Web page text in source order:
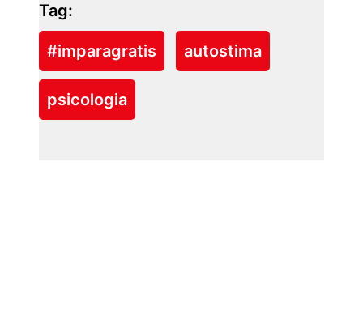
Tag:
#imparagratis autostima
psicologia